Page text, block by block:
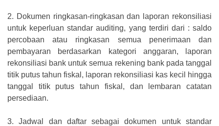
2. Dokumen ringkasan-ringkasan dan laporan rekonsiliasi
untuk keperluan standar auditing, yang terdiri dari : saldo
percobaan atau ringkasan semua penerimaan dan
pembayaran berdasarkan kategori anggaran, laporan
rekonsiliasi bank untuk semua rekening bank pada tanggal
titik putus tahun fiskal, laporan rekonsiliasi kas kecil hingga
tanggal titik putus tahun fiskal, dan lembaran catatan
persediaan.
3.
Jadwal dan daftar sebagai dokumen untuk standar